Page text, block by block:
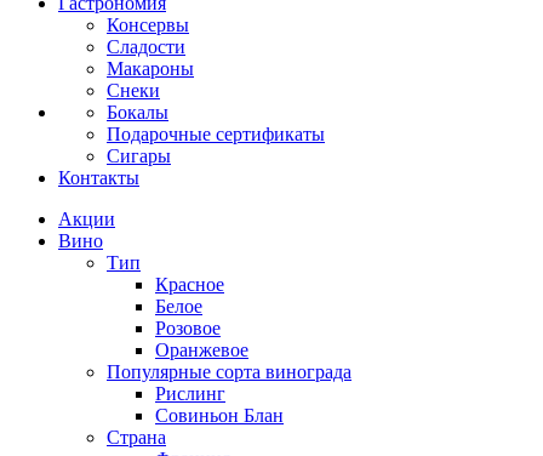
Консервы
Сладости
Макароны
Снеки
Бокалы
Подарочные сертификаты
Сигары
Контакты
Акции
Вино
Тип
Красное
Белое
Розовое
Оранжевое
Популярные сорта винограда
Рислинг
Совиньон Блан
Страна